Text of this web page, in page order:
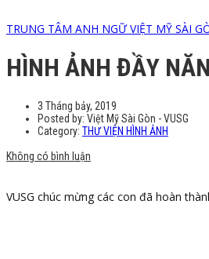
TRUNG TÂM ANH NGỮ VIỆT MỸ SÀI
HÌNH ẢNH ĐẦY
3 Tháng bảy, 2019
Posted by: Việt Mỹ Sài Gòn - VUSG
Category: THƯ VIỆN HÌNH ẢNH
Không có bình luận
VUSG chúc mừng các con đã hoàn